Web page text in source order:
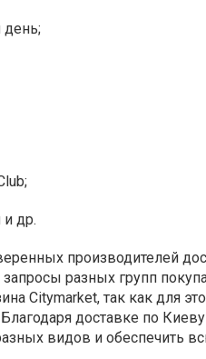
день;
др.
производителей
разных групп
Citymarket, так как для
доставке по
видов и